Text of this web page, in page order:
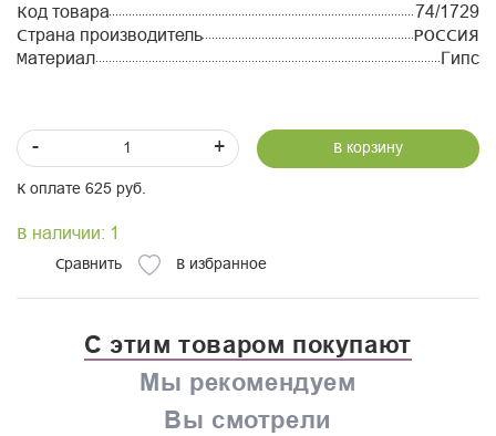
Код товара
74/1729
Страна производитель
РОССИЯ
Материал
Гипс
- + В корзину
К оплате 625 руб.
В наличии: 1
Сравнить В избранное
С этим товаром покупают
Мы рекомендуем
Вы смотрели